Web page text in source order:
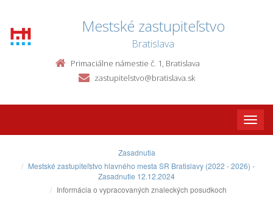
Mestské zastupiteľstvo
Bratislava
Primaciálne námestie č. 1, Bratislava
zastupitelstvo@bratislava.sk
Toggle
Zasadnutia
Mestské zastupiteľstvo hlavného mesta SR Bratislavy (2022 - 2026) -
Zasadnutie 12.12.2024
Informácia o vypracovaných znaleckých posudkoch